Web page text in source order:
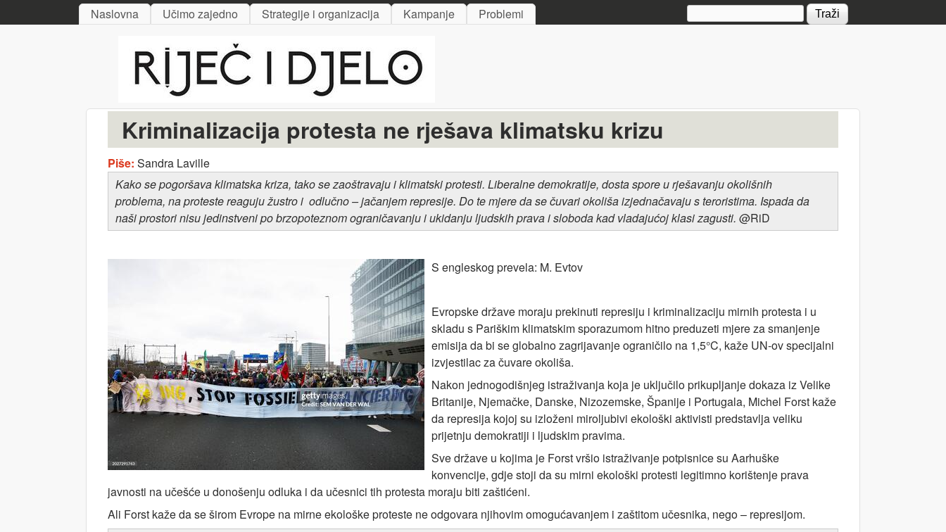
Skip to main content
MAIN MENU
Naslovna Učimo zajedno Strategije i organizacija Kampanje Problemi Search form
Kriminalizacija protesta ne rješava klimatsku krizu
Piše: Sandra Laville
Kako se pogoršava klimatska kriza, tako se zaoštravaju i klimatski protesti. Liberalne demokratije, dosta spore u rješavanju okolišnih
problema, na proteste reaguju žustro i odlučno – jačanjem represije. Do te mjere da se čuvari okoliša izjednačavaju s teroristima. Ispada da
naši prostori nisu jedinstveni po brzopoteznom ograničavanju i ukidanju ljudskih prava i sloboda kad vladajućoj klasi zagusti. @RiD
S engleskog prevela: M. Evtov
Evropske države moraju prekinuti represiju i kriminalizaciju mirnih protesta i u
skladu s Pariškim klimatskim sporazumom hitno preduzeti mjere za smanjenje
emisija da bi se globalno zagrijavanje ograničilo na 1,5°C, kaže UN-ov specijalni
izvjestilac za čuvare okoliša.
Nakon jednogodišnjeg istraživanja koja je uključilo prikupljanje dokaza iz Velike
Britanije, Njemačke, Danske, Nizozemske, Španije i Portugala, Michel Forst kaže
da represija kojoj su izloženi miroljubivi ekološki aktivisti predstavlja veliku
prijetnju demokratiji i ljudskim pravima.
Sve države u kojima je Forst vršio istraživanje potpisnice su Aarhuške
konvencije, gdje stoji da su mirni ekološki protesti legitimno korištenje prava
javnosti na učešće u donošenju odluka i da učesnici tih protesta moraju biti zaštićeni.
Ali Forst kaže da se širom Evrope na mirne ekološke proteste ne odgovara njihovim omogućavanjem i zaštitom učesnika, nego – represijom.